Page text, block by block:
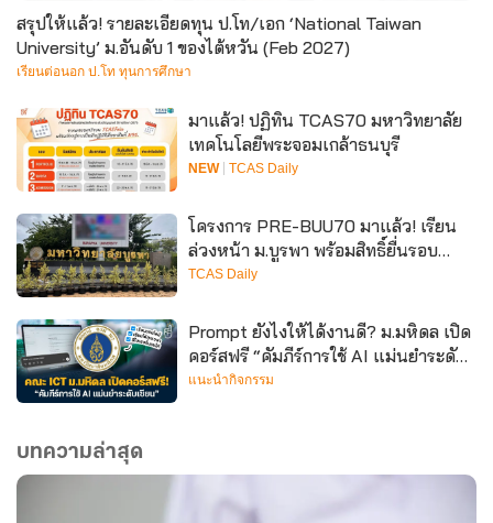
สรุปให้แล้ว! รายละเอียดทุน ป.โท/เอก ‘National Taiwan
University’ ม.อันดับ 1 ของไต้หวัน (Feb 2027)
เรียนต่อนอก ป.โท ทุนการศึกษา
มาแล้ว! ปฏิทิน TCAS70 มหาวิทยาลัย
เทคโนโลยีพระจอมเกล้าธนบุรี
NEW TCAS Daily
โครงการ PRE-BUU70 มาแล้ว! เรียน
ล่วงหน้า ม.บูรพา พร้อมสิทธิ์ยื่นรอบ
Portfolio
TCAS Daily
Prompt ยังไงให้ได้งานดี? ม.มหิดล เปิด
คอร์สฟรี “คัมภีร์การใช้ AI แม่นยำระดับ
เซียน” เรียนออนไลน์ มีใบเซอร์
แนะนำกิจกรรม
บทความล่าสุด